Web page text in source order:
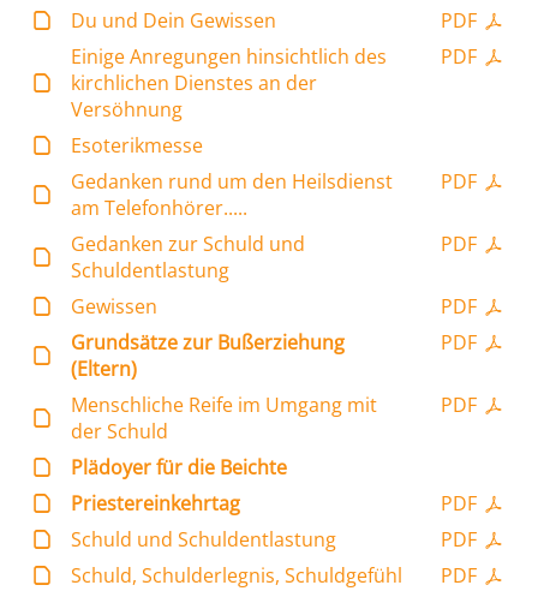
PDF
Du und Dein Gewissen
PDF
Einige Anregungen hinsichtlich des
kirchlichen Dienstes an der
Versöhnung
Esoterikmesse
PDF
Gedanken rund um den Heilsdienst
am Telefonhörer.....
PDF
Gedanken zur Schuld und
Schuldentlastung
PDF
Gewissen
PDF
Grundsätze zur Bußerziehung
(Eltern)
PDF
Menschliche Reife im Umgang mit
der Schuld
Plädoyer für die Beichte
PDF
Priestereinkehrtag
PDF
Schuld und Schuldentlastung
PDF
Schuld, Schulderlegnis, Schuldgefühl